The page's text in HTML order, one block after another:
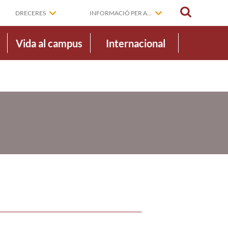
DRECERES INFORMACIÓ PER A...
Vida al campus Internacional